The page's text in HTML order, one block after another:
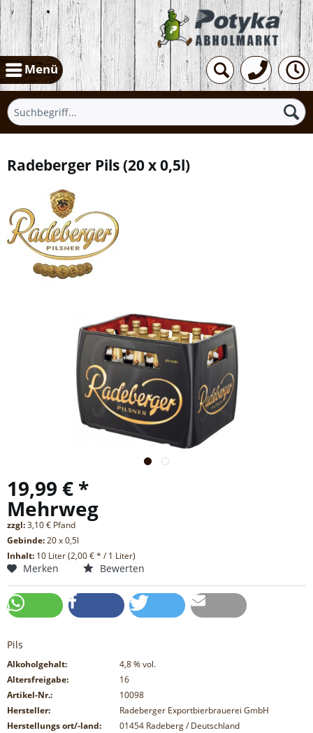
Menü
Radeberger Pils(20 x 0,5l)
19,99 € *
Mehrweg
zzgl:3,10 € Pfand
Gebinde:20 x 0,5l
Inhalt: 10 Liter (2,00 € * / 1 Liter)
Merken Bewerten
Pils
Alkoholgehalt: 4,8% vol.
Altersfreigabe:
16
Artikel-Nr.:
10098
Hersteller:
Radeberger Exportbierbrauerei GmbH
Herstellungs ort/-land:
01454 Radeberg / Deutschland